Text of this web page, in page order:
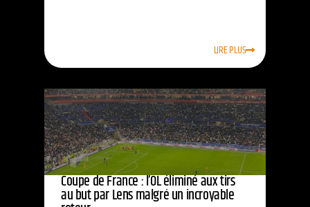
LIRE PLUS
Coupe de France : l’OL éliminé aux tirs
au but par Lens malgré un incroyable